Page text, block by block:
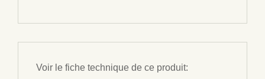
Voir le fiche technique de ce produit: